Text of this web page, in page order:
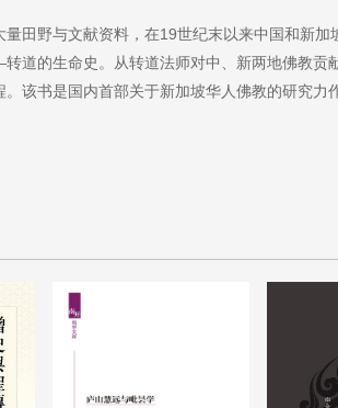
量田野与文献资料，在19世纪末以来中国和新
道的生命史。从转道法师对中、新两地佛教
该书是国内首部关于新加坡华人佛教的研究